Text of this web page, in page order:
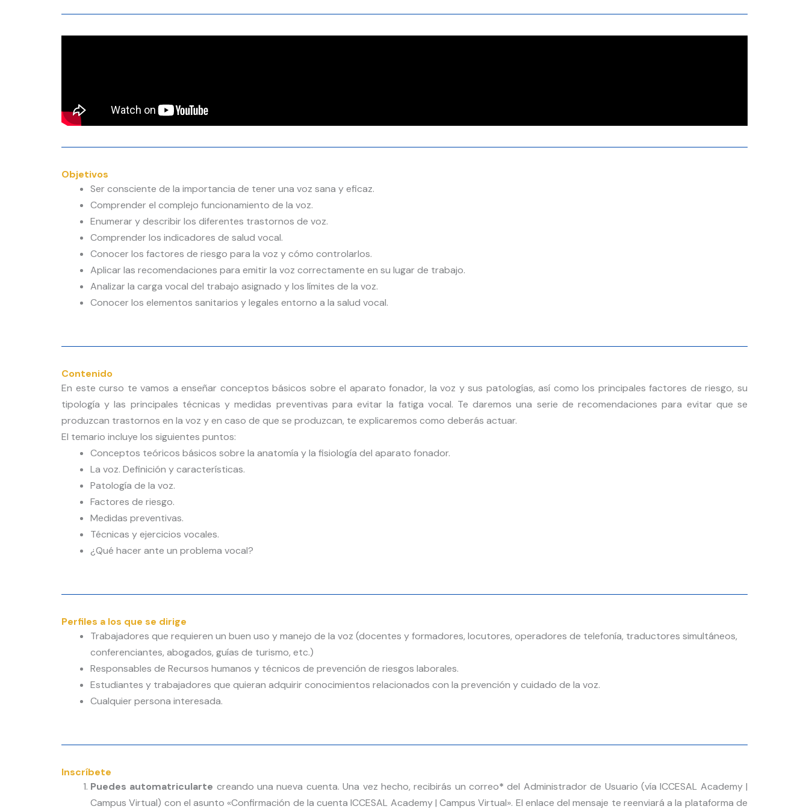
Objetivos
Ser consciente de la importancia de tener una voz sana y eficaz.
Comprender el complejo funcionamiento de la voz.
Enumerar y describir los diferentes trastornos de voz.
Comprender los indicadores de salud vocal.
Conocer los factores de riesgo para la voz y cómo controlarlos.
Aplicar las recomendaciones para emitir la voz correctamente en su lugar de trabajo.
Analizar la carga vocal del trabajo asignado y los límites de la voz.
Conocer los elementos sanitarios y legales entorno a la salud vocal.
Contenido
En este curso te vamos a enseñar conceptos básicos sobre el aparato fonador, la voz y sus patologías, así como los principales factores de riesgo, su
tipología y las principales técnicas y medidas preventivas para evitar la fatiga vocal. Te daremos una serie de recomendaciones para evitar que se
produzcan trastornos en la voz y en caso de que se produzcan, te explicaremos como deberás actuar.
El temario incluye los siguientes puntos:
Conceptos teóricos básicos sobre la anatomía y la fisiología del aparato fonador.
La voz. Definición y características.
Patología de la voz.
Factores de riesgo.
Medidas preventivas.
Técnicas y ejercicios vocales.
¿Qué hacer ante un problema vocal?
Perfiles a los que se dirige
Trabajadores que requieren un buen uso y manejo de la voz (docentes y formadores, locutores, operadores de telefonía, traductores simultáneos,
conferenciantes, abogados, guías de turismo, etc.)
Responsables de Recursos humanos y técnicos de prevención de riesgos laborales.
Estudiantes y trabajadores que quieran adquirir conocimientos relacionados con la prevención y cuidado de la voz.
Cualquier persona interesada.
Inscríbete
Puedes automatricularte creando una nueva cuenta. Una vez hecho, recibirás un correo* del Administrador de Usuario (vía ICCESAL Academy |
Campus Virtual) con el asunto «Confirmación de la cuenta ICCESAL Academy | Campus Virtual». El enlace del mensaje te reenviará a la plataforma de